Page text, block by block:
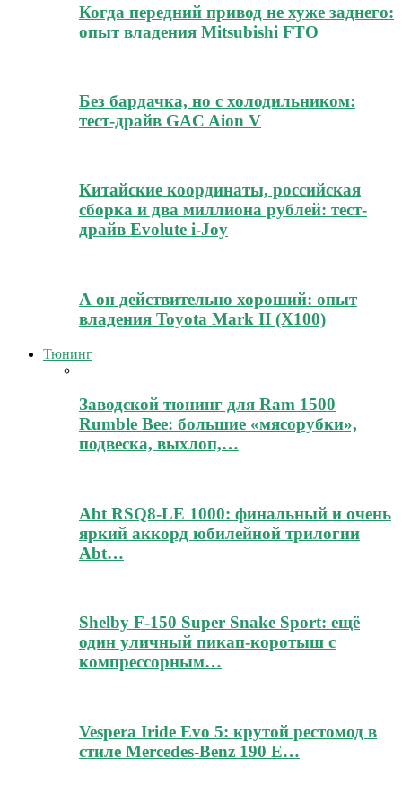
Когда передний привод не хуже заднего:
опыт владения Mitsubishi FTO
Без бардачка, но с холодильником:
тест-драйв GAC Aion V
Китайские координаты, российская
сборка и два миллиона рублей: тест-
драйв Evolute i-Joy
А он действительно хороший: опыт
владения Toyota Mark II (Х100)
Тюнинг
Заводской тюнинг для Ram 1500
Rumble Bee: большие «мясорубки»,
подвеска, выхлоп,…
Abt RSQ8-LE 1000: финальный и очень
яркий аккорд юбилейной трилогии
Abt…
Shelby F-150 Super Snake Sport: ещё
один уличный пикап-коротыш с
компрессорным…
Vespera Iride Evo 5: крутой рестомод в
стиле Mercedes-Benz 190 E…